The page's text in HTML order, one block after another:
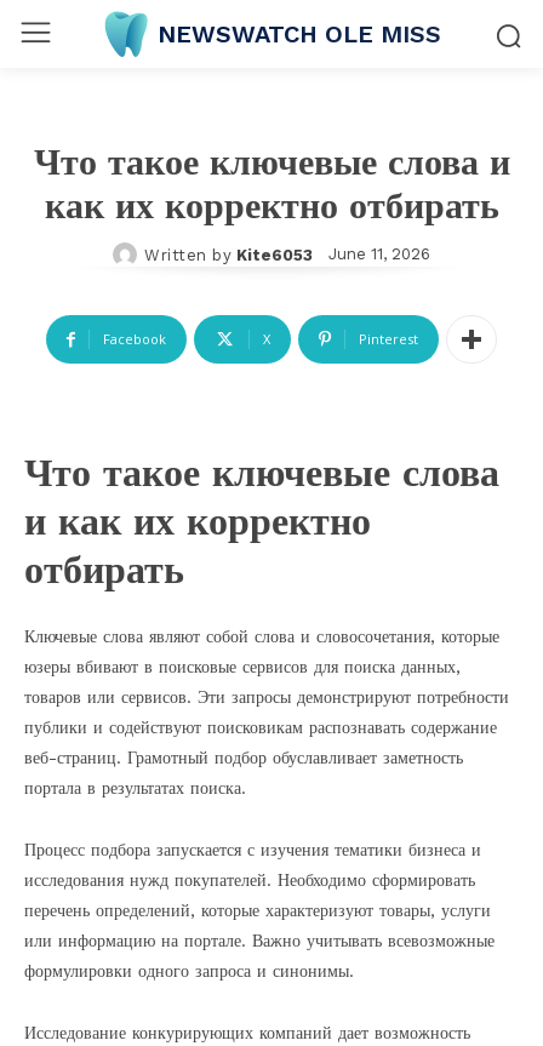
NEWSWATCH OLE MISS
Что такое ключевые слова и
как их корректно отбирать
Written by Kite6053 June 11, 2026
Facebook X Pinterest
Что такое ключевые слова
и как их корректно
отбирать
Ключевые слова являют собой слова и словосочетания, которые
юзеры вбивают в поисковые сервисов для поиска данных,
товаров или сервисов. Эти запросы демонстрируют потребности
публики и содействуют поисковикам распознавать содержание
веб-страниц. Грамотный подбор обуславливает заметность
портала в результатах поиска.
Процесс подбора запускается с изучения тематики бизнеса и
исследования нужд покупателей. Необходимо сформировать
перечень определений, которые характеризуют товары, услуги
или информацию на портале. Важно учитывать всевозможные
формулировки одного запроса и синонимы.
Исследование конкурирующих компаний дает возможность